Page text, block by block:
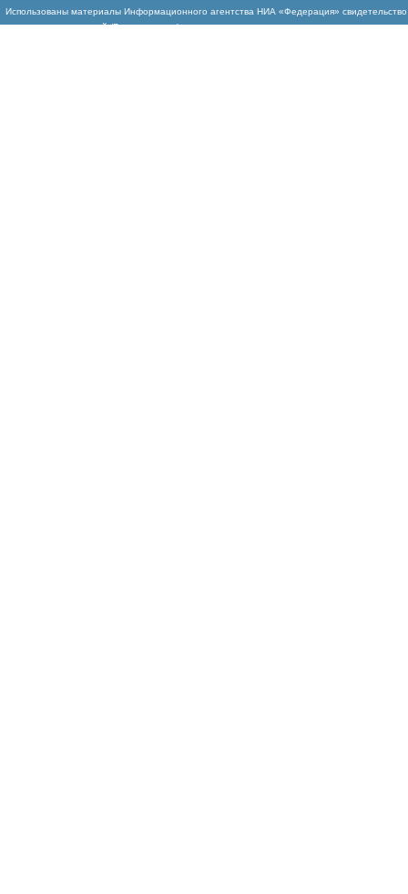
Использованы материалы Информационного агентства НИА «Федерация»
массовых коммуникаций (Роскомнадзор)